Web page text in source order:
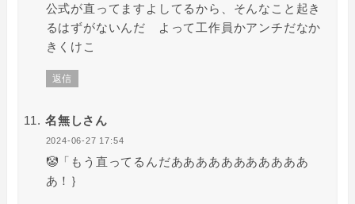
公式が直ってますよしてるから、そんなこと起き
るはずがないんだ よって工作員かアンチだなか
きくけこ
返信
名無しさん
2024-06-27 17:54
🤡「もう直ってるんだあああああああああああ
あ！｝